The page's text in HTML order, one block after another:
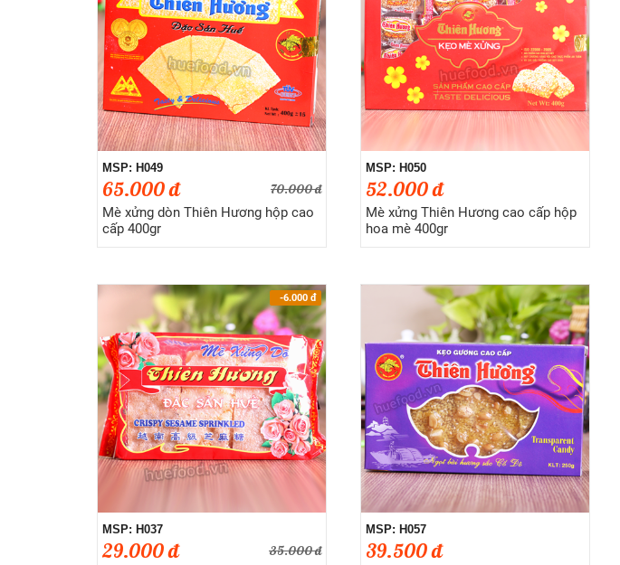
MSP: H049
65.000 đ
70.000 đ
Mè xửng dòn Thiên Hương hộp cao
cấp 400gr
MSP: H050
52.000 đ
Mè xửng Thiên Hương cao cấp hộp
hoa mè 400gr
MSP: H037
29.000 đ
35.000 đ
-6.000 đ
MSP: H057
39.500 đ